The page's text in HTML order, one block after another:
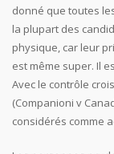
donné que toutes
la plupart des
physique, car leur
est même super. Il
Avec le contrôle
(Companioni v
considérés comme